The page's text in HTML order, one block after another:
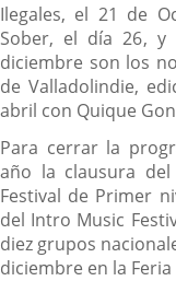
Ilegales, el 21 de
Sober, el día 26,
diciembre son los
de Valladolindie,
abril con Quique
Para cerrar la
año la clausura
Festival de Primer
del Intro Music
diez grupos
diciembre en la